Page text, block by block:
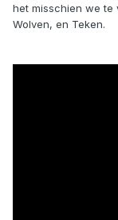
het misschien we te
Wolven, en Teken.